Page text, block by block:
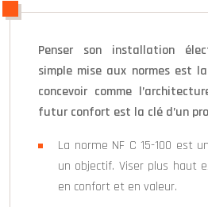
Penser son installation
simple mise aux normes est
concevoir comme
futur confort est la clé d’un
La norme NF C 15-100 est
un objectif. Viser plus haut
en confort et en valeur.